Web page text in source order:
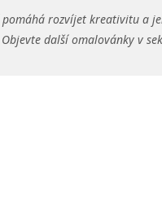
pomáhá rozvíjet kreativitu a
další omalovánky v